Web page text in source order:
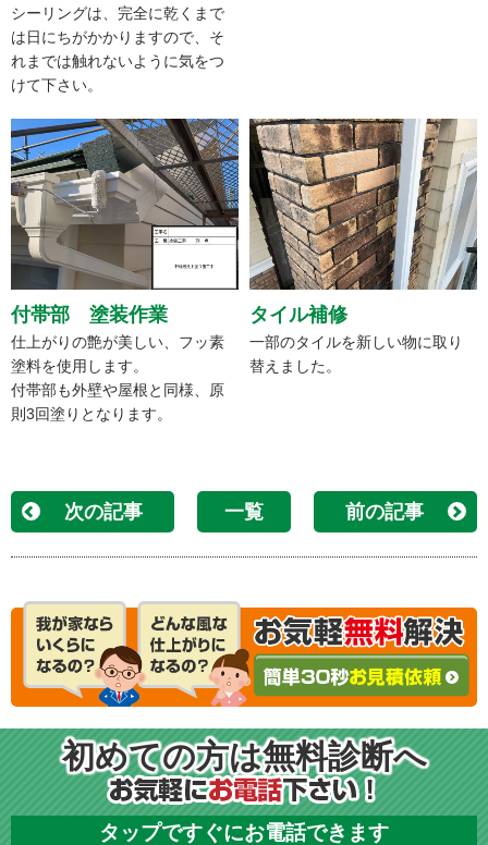
シーリングは、完全に乾くまで
は日にちがかかりますので、そ
れまでは触れないように気をつ
けて下さい。
付帯部 塗装作業
仕上がりの艶が美しい、フッ素
塗料を使用します。
付帯部も外壁や屋根と同様、原
則3回塗りとなります。
タイル補修
一部のタイルを新しい物に取り
替えました。
次の記事 一覧 前の記事
初めての方は無料診断へ
タップですぐにお電話できます